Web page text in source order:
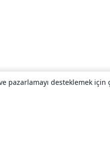
desteklemek için